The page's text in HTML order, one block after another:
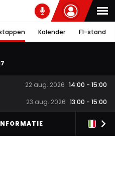
Kalender F1-stand
22 aug. 2026 14:00 - 15:00
23 aug. 2026 13:00 - 15:00